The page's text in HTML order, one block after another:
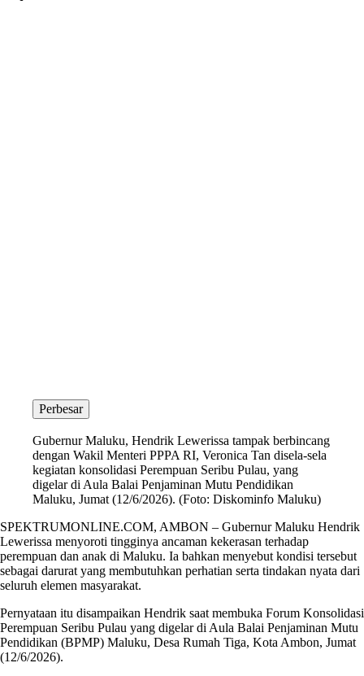
Perbesar
Gubernur Maluku, Hendrik Lewerissa tampak berbincang
dengan Wakil Menteri PPPA RI, Veronica Tan disela-sela
kegiatan konsolidasi Perempuan Seribu Pulau, yang
digelar di Aula Balai Penjaminan Mutu Pendidikan
Maluku, Jumat (12/6/2026). (Foto: Diskominfo Maluku)
SPEKTRUMONLINE.COM, AMBON – Gubernur Maluku Hendrik
Lewerissa menyoroti tingginya ancaman kekerasan terhadap
perempuan dan anak di Maluku. Ia bahkan menyebut kondisi tersebut
sebagai darurat yang membutuhkan perhatian serta tindakan nyata dari
seluruh elemen masyarakat.
Pernyataan itu disampaikan Hendrik saat membuka Forum Konsolidasi
Perempuan Seribu Pulau yang digelar di Aula Balai Penjaminan Mutu
Pendidikan (BPMP) Maluku, Desa Rumah Tiga, Kota Ambon, Jumat
(12/6/2026).